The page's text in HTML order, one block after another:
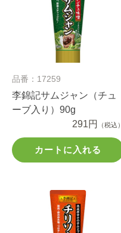
品番：17259
李錦記サムジャン（チュ
ーブ入り）90g
291円
（税込）
カートに入れる